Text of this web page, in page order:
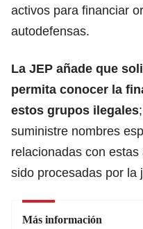
activos para financiar
autodefensas.
La JEP añade que
permita conocer la
estos grupos ilegales
suministre nombres
relacionadas con
sido procesadas por la
Más información